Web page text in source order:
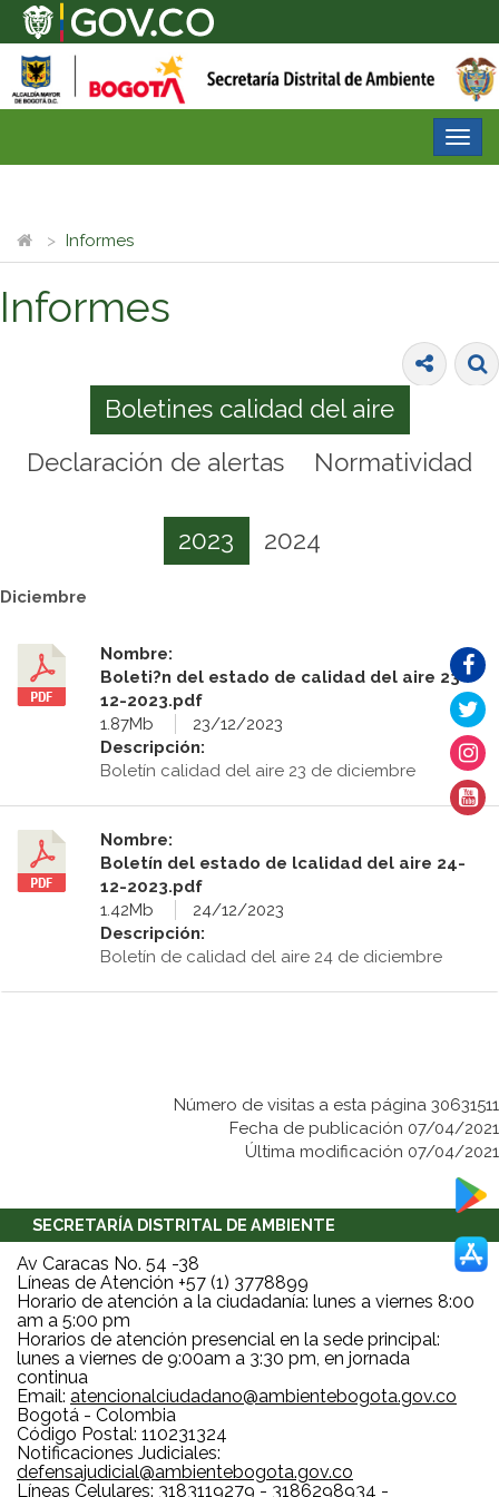
Informes
Informes
Boletines calidad del aire
Declaración de alertas
Normatividad
2023 2024
Diciembre
Nombre:
Boleti?n del estado de calidad del aire 23-
12-2023.pdf
1.87Mb
23/12/2023
Descripción:
Boletín calidad del aire 23 de diciembre
Nombre:
Boletín del estado de lcalidad del aire 24-
12-2023.pdf
1.42Mb
24/12/2023
Descripción:
Boletín de calidad del aire 24 de diciembre
Número de visitas a esta página 30631511
Fecha de publicación 07/04/2021
Última modificación 07/04/2021
SECRETARÍA DISTRITAL DE AMBIENTE
Av Caracas No. 54 -38
Líneas de Atención +57 (1) 3778899
Horario de atención a la ciudadanía: lunes a viernes 8:00
am a 5:00 pm
Horarios de atención presencial en la sede principal:
lunes a viernes de 9:00am a 3:30 pm, en jornada
continua
Email: atencionalciudadano@ambientebogota.gov.co
Bogotá - Colombia
Código Postal: 110231324
Notificaciones Judiciales:
defensajudicial@ambientebogota.gov.co
Líneas Celulares: 3183119279 - 3186298934 -